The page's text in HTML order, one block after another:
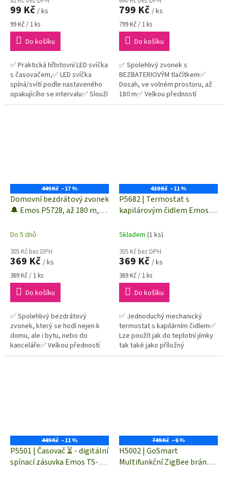
99 Kč / ks
Měrná
cena:
99 Kč / 1 ks
Do košíku
✅ Praktická hřbitovní LED svíčka
s časovačem,✅ LED svíčka
spíná/svítí podle nastaveného
opakujícího se intervalu✅ Slouží
jako náhrada klasické hřbitovní
799 Kč / ks
Měrná
cena:
799 Kč / 1 ks
Do košíku
✅ Spolehlivý zvonek s
BEZBATERIOVÝM tlačítkem✅
Dosah, ve volném prostoru, až
180 m✅ Velkou předností
tohoto zvonku je jeho
449 Kč –17 %
Domovní bezdrátový zvonek
🔔 Emos P5728, až 180 m,
Do 5 dnů
305 Kč bez DPH
369 Kč / ks
Měrná
cena:
369 Kč / 1 ks
Do košíku
✅ Spolehlivý bezdrátový
zvonek, který se hodí nejen k
domu, ale i bytu, nebo do
kanceláře✅ Velkou předností
tohoto zvonku je jeho
419 Kč –11 %
P5682 | Termostat s
kapilárovým čidlem Emos |
Skladem (1 ks)
305 Kč bez DPH
369 Kč / ks
Měrná
cena:
369 Kč / 1 ks
Do košíku
✅ Jednoduchý mechanický
termostat s kapilárním čidlem✅
Lze použít jak do teplotní jímky
tak také jako příložný
termostat✅ Jedná se o jednu z
449 Kč –11 %
P5501 | Časovač ⏳ - digitální
spínací zásuvka Emos TS-
749 Kč –6 %
H5002 | GoSmart
Multifunkční ZigBee brána